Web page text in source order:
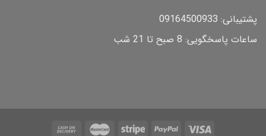
پشتیبانی: 09164500933
ساعات پاسخگویی: 8 صبح تا 21 شب